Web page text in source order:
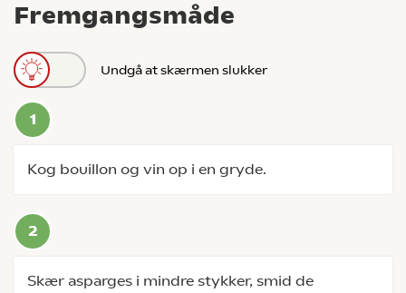
Fremgangsmåde
Undgå at skærmen slukker
Kog bouillon og vin op i en gryde.
Skær asparges i mindre stykker, smid de